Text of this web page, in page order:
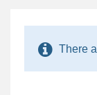
There